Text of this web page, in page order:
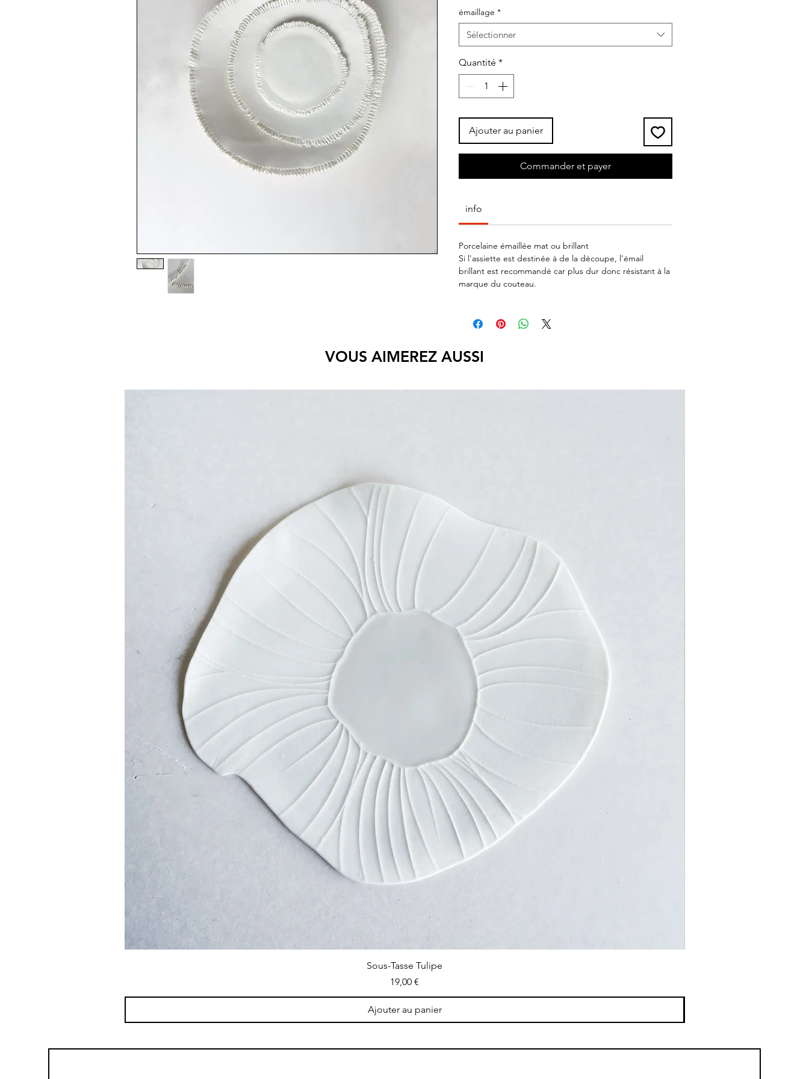
émaillage *
Sélectionner
Quantité *
Ajouter au panier
Commander et payer
info
Porcelaine émaillée mat ou brillant
Si l'assiette est destinée à de la découpe, l'émail
brillant est recommandé car plus dur donc résistant à la
marque du couteau.
VOUS AIMEREZ AUSSI
Aperçu rapide
Sous-Tasse Tulipe
Prix
19,00 €
Ajouter au panier